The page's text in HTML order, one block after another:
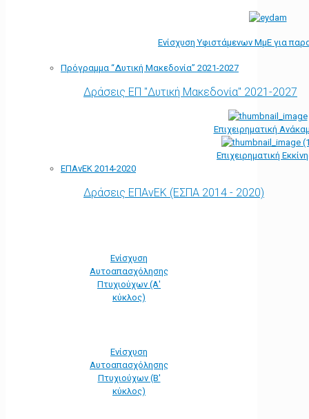
Ενίσχυση Υφιστάμενων ΜμΕ για
Πρόγραμμα “Δυτική Μακεδονία” 2021-2027
Δράσεις ΕΠ "Δυτική Μακεδονία" 2021-2027
Επιχειρηματική
Επιχειρηματική
ΕΠΑνΕΚ 2014-2020
Δράσεις ΕΠΑνΕΚ (ΕΣΠΑ 2014 - 2020)
Ενίσχυση
Αυτοαπασχόλησης
Πτυχιούχων (Α'
κύκλος)
Ενίσχυση
Αυτοαπασχόλησης
Πτυχιούχων (Β'
κύκλος)